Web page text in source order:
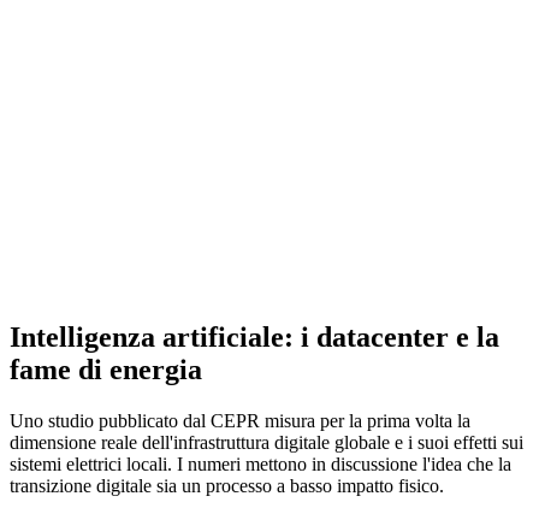
Intelligenza artificiale: i datacenter e la
fame di energia
Uno studio pubblicato dal CEPR misura per la prima volta la
dimensione reale dell'infrastruttura digitale globale e i suoi effetti sui
sistemi elettrici locali. I numeri mettono in discussione l'idea che la
transizione digitale sia un processo a basso impatto fisico.